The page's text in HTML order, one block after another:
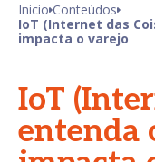
Inicio Conteúdos
IoT (Internet das
impacta o varejo
IoT
entenda